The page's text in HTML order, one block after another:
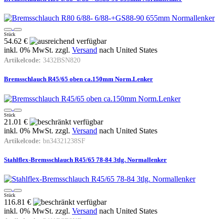
Stück
54.62 €
inkl. 0% MwSt. zzgl. Versand nach United States
Artikelcode: 3432BSN820
Bremsschlauch R45/65 oben ca.150mm Norm.Lenker
Stück
21.01 €
inkl. 0% MwSt. zzgl. Versand nach United States
Artikelcode: bn34321238SF
Stahlflex-Bremsschlauch R45/65 78-84 3tlg. Normallenker
Stück
116.81 €
inkl. 0% MwSt. zzgl. Versand nach United States